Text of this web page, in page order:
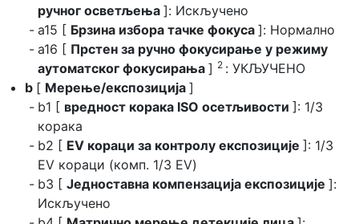
ручног осветљења ]: Искључено
a15 [ Брзина избора тачке фокуса ]: Нормално
a16 [ Прстен за ручно фокусирање у режиму
аутоматског фокусирања ] 2 : УКЉУЧЕНО
b [ Мерење/експозиција ]
b1 [ вредност корака ISO осетљивости ]: 1/3
корака
b2 [ EV кораци за контролу експозиције ]: 1/3
EV кораци (комп. 1/3 EV)
b3 [ Једноставна компензација експозиције ]:
Искључено